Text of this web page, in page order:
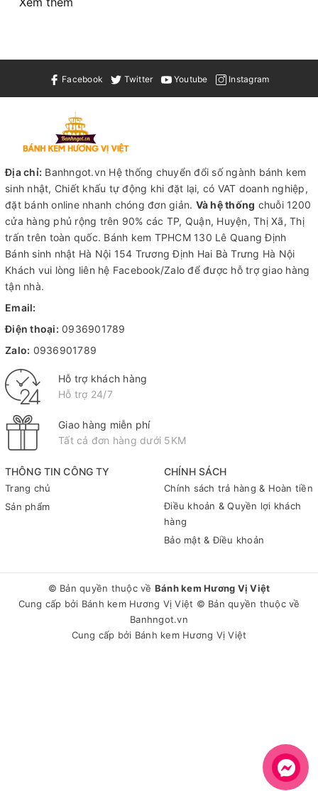
Facebook Twitter Youtube Instagram
THÔNG TIN CÔNG TY
Trang chủ
Sản phẩm
CHÍNH SÁCH
Chính sách trả hàng & Hoàn tiền
Điều khoản & Quyền lợi khách
hàng
Bảo mật & Điều khoản
Địa chỉ: Banhngot.vn Hệ thống chuyển đổi số ngành bánh kem
sinh nhật, Chiết khấu tự động khi đặt lại, có VAT doanh nghiệp,
đặt bánh online nhanh chóng đơn giản. Và hệ thống chuỗi 1200
cửa hàng phủ rộng trên 90% các TP, Quận, Huyện, Thị Xã, Thị
trấn trên toàn quốc. Bánh kem TPHCM130 Lê Quang Định
Bánh sinh nhật Hà Nội 154 Trương Định Hai Bà Trưng Hà Nội
Khách vui lòng liên hệ Facebook/Zalo để được hỗ trợ giao hàng
tận nhà.
Email:
Điện thoại: 0936901789
Zalo: 0936901789
Hỗ trợ khách hàng
Hỗ trợ 24/7
Giao hàng miễn phí
Tất cả đơn hàng dưới 5KM
© Bản quyền thuộc về Bánh kem Hương Vị Việt
Cung cấp bởi Bánh kem Hương Vị Việt © Bản quyền thuộc về
Banhngot.vn
Cung cấp bởi Bánh kem Hương Vị Việt